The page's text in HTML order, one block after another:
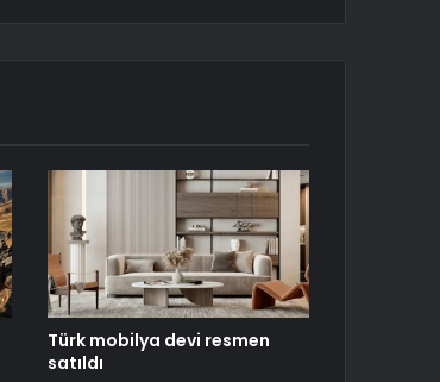
Türk mobilya devi resmen
satıldı